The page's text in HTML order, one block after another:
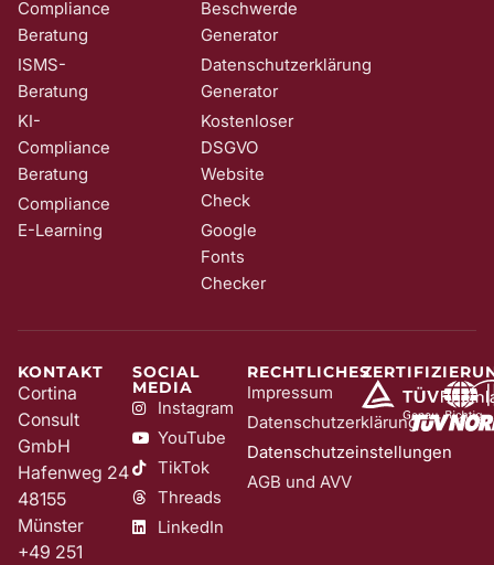
Compliance
Beratung
ISMS-
Beratung
KI-
Compliance
Beratung
Compliance
E-Learning
Beschwerde
Generator
Datenschutzerklärung
Generator
Kostenloser
DSGVO
Website
Check
Google
Fonts
Checker
KONTAKT
Cortina
Consult
GmbH
Hafenweg 24
48155
Münster
+49 251
SOCIAL
MEDIA
Instagram
YouTube
TikTok
Threads
LinkedIn
RECHTLICHES
Impressum
Datenschutzerklärung
Datenschutzeinstellungen
AGB und AVV